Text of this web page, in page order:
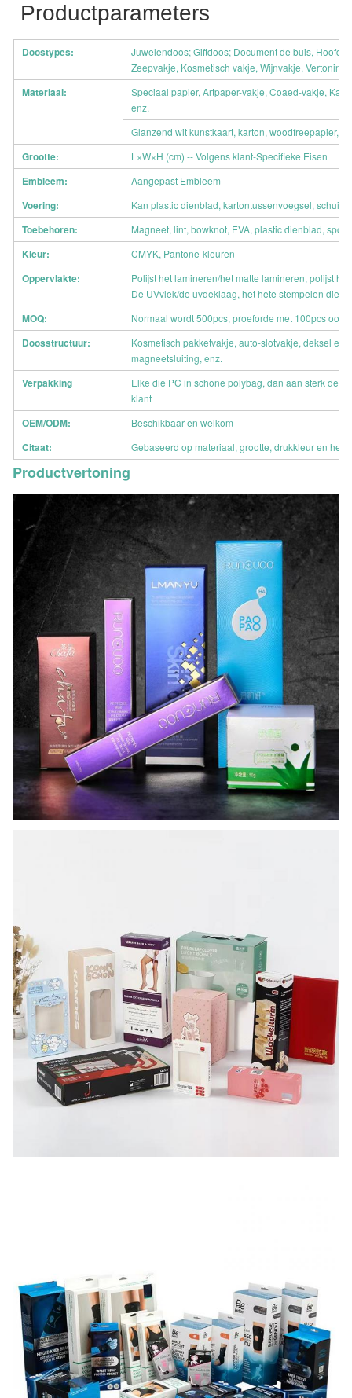
Productparameters
Doostypes:
Juwelendoos; Giftdoos; Document de buis,
Zeepvakje, Kosmetisch vakje, Wijnvakje,
Materiaal:
Speciaal papier, Artpaper-vakje, Coaed-vakje,
enz.
Glanzend wit kunstkaart, karton, woodfreepapier,
Grootte: L×W×H (cm) -- Volgens klant-Specifieke Eisen
Embleem: Aangepast Embleem
Voering: Kan plastic dienblad, kartontussenvoegsel,
Toebehoren: Magneet, lint, bowknot, EVA, plastic dienblad,
Kleur: CMYK, Pantone-kleuren
Oppervlakte:
Polijst het lamineren/het matte lamineren, polijst
De UVvlek/de uvdeklaag, het hete stempelen die,
MOQ: Normaal wordt 500pcs, proeforde met 100pcs ook
Doosstructuur:
Kosmetisch pakketvakje, auto-slotvakje, deksel en
magneetsluiting, enz.
Verpakking
Elke die PC in schone polybag, dan aan sterk de
klant
OEM/ODM: Beschikbaar en welkom
Citaat: Gebaseerd op materiaal, grootte, drukkleur en het
Productvertoning